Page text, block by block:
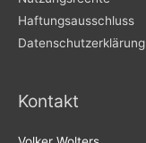
Haftungsausschluss
Datenschutzerklärung
Kontakt